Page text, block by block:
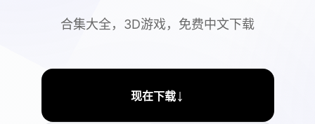
合集大全，3D游戏，免费中文下载
现在下载↓